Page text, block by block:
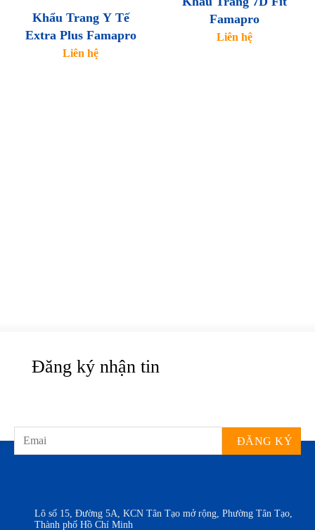
Khẩu Trang Y Tế
Extra Plus Famapro
Liên hệ
Famapro
Liên hệ
Đăng ký nhận tin
Lô số 15, Đường 5A, KCN Tân Tạo mở rộng, Phường Tân Tạo,
Thành phố Hồ Chí Minh